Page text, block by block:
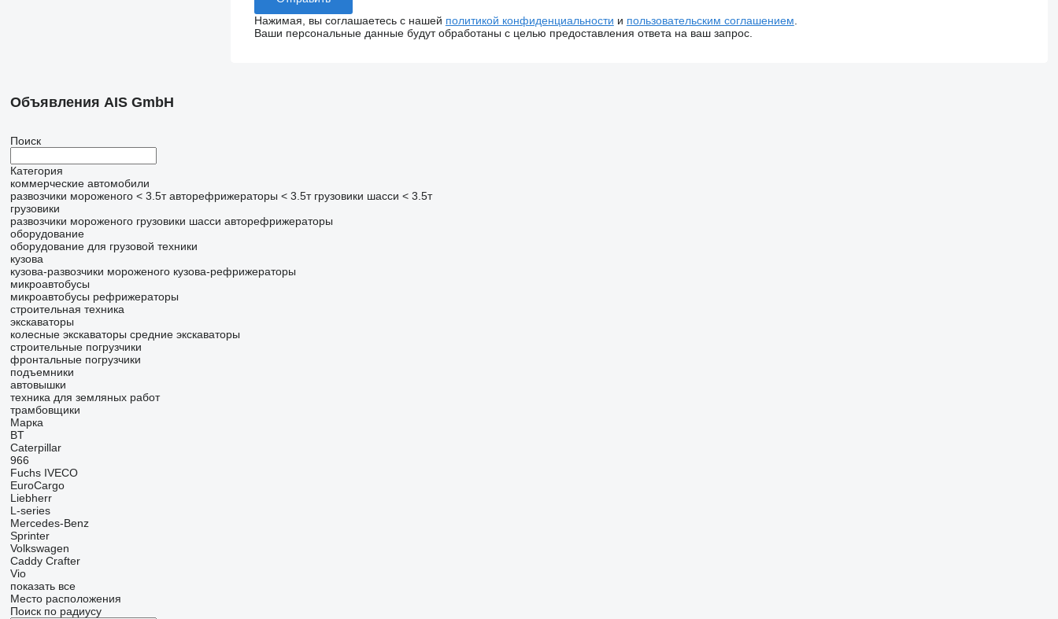
Нажимая, вы соглашаетесь с нашей политикой конфиденциальности и пользовательским соглашением
Ваши персональные данные будут обработаны с целью предоставления ответа на ваш запрос.
Объявления AIS GmbH
Поиск
Категория
коммерческие автомобили
развозчики мороженого < 3.5т авторефрижераторы < 3.5т грузовики шасси < 3.5т
грузовики
развозчики мороженого грузовики шасси авторефрижераторы
оборудование
оборудование для грузовой техники
кузова
кузова-развозчики мороженого кузова-рефрижераторы
микроавтобусы
микроавтобусы рефрижераторы
строительная техника
экскаваторы
колесные экскаваторы средние экскаваторы
строительные погрузчики
фронтальные погрузчики
подъемники
автовышки
техника для земляных работ
трамбовщики
Марка
BT
Caterpillar
966
Fuchs IVECO
EuroCargo
Liebherr
L-series
Mercedes-Benz
Sprinter
Volkswagen
Caddy Crafter
Vio
показать все
Место расположения
Поиск по радиусу